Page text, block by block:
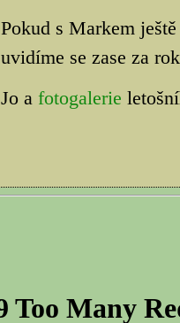
Pokud s Markem
uvidíme se zase za
Jo a fotogalerie